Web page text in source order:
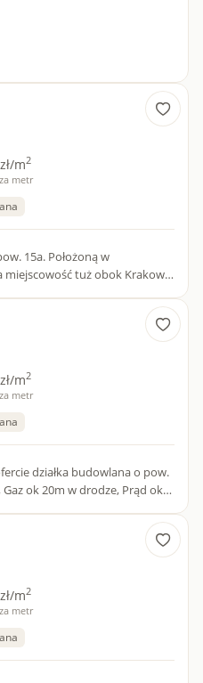
m2
metr
w
tuż obok Krakowa.
m2
metr
m2
metr